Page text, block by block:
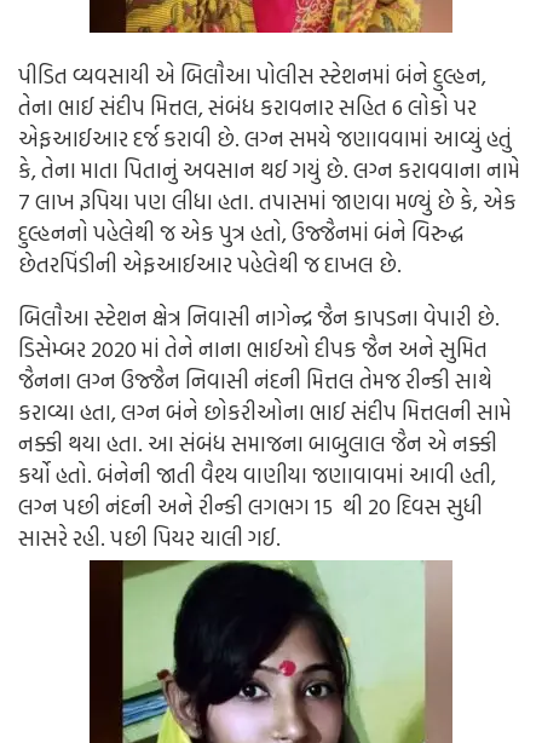
પીડિત વ્યવસાયી એ બિલૌઆ પોલીસ સ્ટેશનમાં બંને દુલ્હન,
તેના ભાઈ સંદીપ મિત્તલ, સંબંધ કરાવનાર સહિત 6 લોકો પર
એફઆઈઆર દર્જ કરાવી છે. લગ્ન સમયે જણાવવામાં આવ્યું હતું
કે, તેના માતા પિતાનું અવસાન થઈ ગયું છે. લગ્ન કરાવવાના નામે
7 લાખ રૂપિયા પણ લીધા હતા. તપાસમાં જાણવા મળ્યું છે કે, એક
દુલ્હનનો પહેલેથી જ એક પુત્ર હતો, ઉજ્જૈનમાં બંને વિરુદ્ધ
છેતરપિંડીની એફઆઈઆર પહેલેથી જ દાખલ છે.
બિલૌઆ સ્ટેશન ક્ષેત્ર નિવાસી નાગેન્દ્ર જૈન કાપડના વેપારી છે.
ડિસેમ્બર 2020 માં તેને નાના ભાઈઓ દીપક જૈન અને સુમિત
જૈનના લગ્ન ઉજ્જૈન નિવાસી નંદની મિત્તલ તેમજ રીન્કી સાથે
કરાવ્યા હતા, લગ્ન બંને છોકરીઓના ભાઈ સંદીપ મિત્તલની સામે
નક્કી થયા હતા. આ સંબંધ સમાજના બાબુલાલ જૈન એ નક્કી
કર્યો હતો. બંનેની જાતી વૈશ્ય વાણીયા જણાવાવમાં આવી હતી,
લગ્ન પછી નંદની અને રીન્કી લગભગ 15 થી 20 દિવસ સુધી
સાસરે રહી. પછી પિયર ચાલી ગઈ.